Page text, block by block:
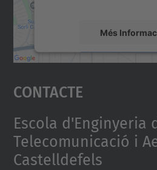
Més
Accepta
powered by
Contacte
Escola d'Enginyeria
Telecomunicació i
Castelldefels